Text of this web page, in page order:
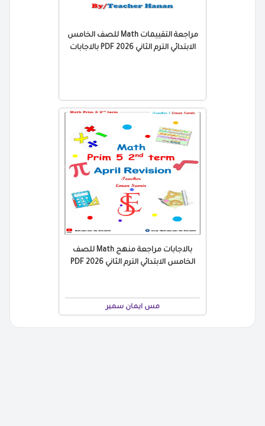
مراجعة التقييمات Math للصف الخامس
الابتدائي الترم الثاني 2026 PDF بالاجابات
بالاجابات مراجعة منهج Math للصف
الخامس الابتدائي الترم الثاني 2026 PDF
مس ايمان سمير